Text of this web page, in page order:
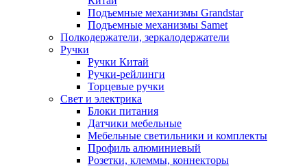
Подъемные механизмы Grandstar
Подъемные механизмы Samet
Полкодержатели, зеркалодержатели
Ручки
Ручки Китай
Ручки-рейлинги
Торцевые ручки
Свет и электрика
Блоки питания
Датчики мебельные
Мебельные светильники и комплекты
Профиль алюминиевый
Розетки, клеммы, коннекторы